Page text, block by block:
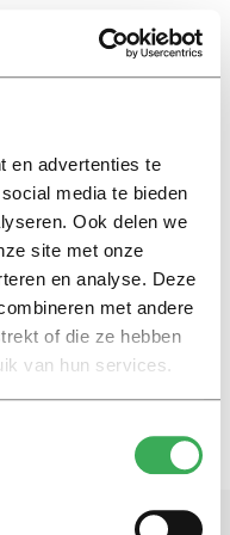
en advertenties te
media te bieden
Ook delen we
site met onze
en analyse. Deze
met andere
of die ze hebben
van hun services.
EN
scholieren